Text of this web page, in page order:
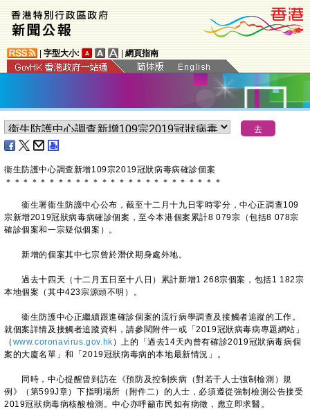
字型大小: 網頁指南
衞生防護中心調查新增109宗2019冠狀病毒病確診個案
＊ ＊ ＊ ＊ ＊ ＊ ＊ ＊ ＊ ＊ ＊ ＊ ＊ ＊ ＊ ＊ ＊ ＊ ＊ ＊ ＊ ＊ ＊ ＊ ＊
衞生署衞生防護中心公布，截至十二月十九日零時零分，中心正調查109
宗新增2019冠狀病毒病確診個案，至今本港個案累計8 079宗（包括8 078宗
確診個案和一宗疑似個案）。
新增的個案其中七宗曾於潛伏期身處外地。
過去十四天（十二月五日至十八日）累計新增1 268宗個案，包括1 182宗
本地個案（其中423宗源頭不明）。
衞生防護中心正繼續跟進確診個案的流行病學調查及接觸者追蹤的工作。
就個案詳情及接觸者追蹤資料，請參閱附件一或「2019冠狀病毒病專題網站」
（ www.coronavirus.gov.hk ）上的「過去14天內曾有確診2019冠狀病毒病個
案的大廈名單」和「2019冠狀病毒病的本地最新情況」。
同時，中心提醒曾到訪在《預防及控制疾病（對若干人士強制檢測）規
例》（第599J章）下指明場所（附件二）的人士，必須遵從強制檢測公告接受
2019冠狀病毒病核酸檢測。中心亦呼籲市民如有病徵，應立即求醫。